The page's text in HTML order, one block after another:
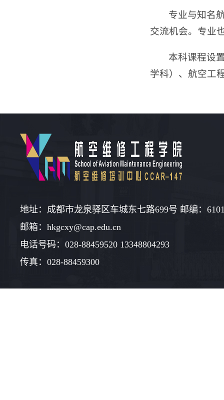
专业与知名
交流机会。专业
本科课程设
学科）、航空工
地址：成都市龙泉驿区车城东七路699号 邮编：
邮箱：hkgcxy@cap.edu.cn
电话号码：028-88459520 13348804293
传真：028-88459300